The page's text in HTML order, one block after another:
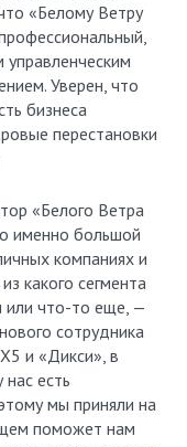
«Белому Ветру
Уверен, что
бизнеса
перестановки
«Белого Ветра
именно большой
компаниях и
какого сегмента
или что-то еще, —
сотрудника
и «Дикси», в
есть
мы приняли на
поможет нам